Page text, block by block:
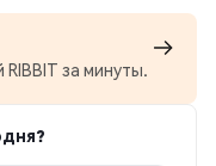
за минуты.